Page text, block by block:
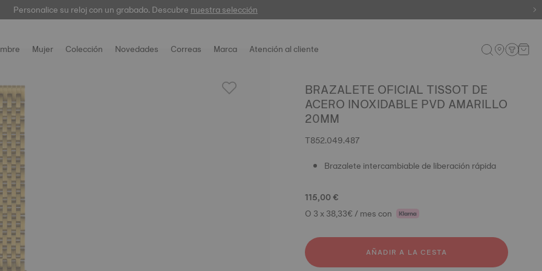
Personalice su reloj con un grabado. Descubrenuestra selección
garantía digital
Mujer Colección Novedades Correas Marca Atención al cliente
BRAZALETE OFICIAL TISSOT DE
ACERO INOXIDABLE PVD AMARILLO
20MM
T852.049.487
Brazalete intercambiable de liberación rápida
115,00 €
O 3 x 38,33€ / mes con
AÑADIR A LA CESTA